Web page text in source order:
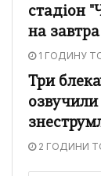
стадіон
на
1 ГОДИНУ
Три
2 ГОДИНИ